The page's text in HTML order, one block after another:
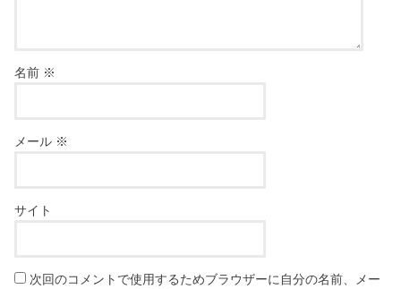
名前 ※
メール ※
サイト
次回のコメントで使用するためブラウザーに自分の名前、メー